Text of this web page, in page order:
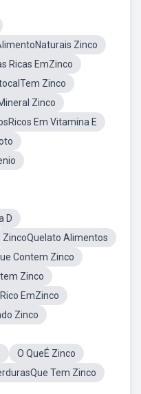
Zinco
Ricas EmZinco
Zinco
Zinco
Em Vitamina E
D
ZincoQuelato Alimentos
Contem Zinco
Zinco
EmZinco
Zinco
O QueÉ Zinco
Tem Zinco